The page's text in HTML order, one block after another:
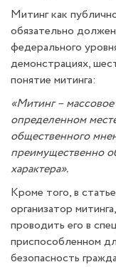
Митинг как
обязательно
федерального
демонстрациях,
понятие митинга:
«Митинг –
определенном
общественного
преимущественно
характера».
Кроме того, в
организатор
проводить его в
приспособленном
безопасность